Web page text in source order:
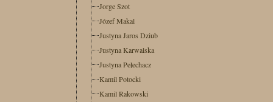
Jorge Szot
Józef Makal
Justyna Jaros Dziub
Justyna Karwalska
Justyna Pełechacz
Kamil Potocki
Kamil Rakowski